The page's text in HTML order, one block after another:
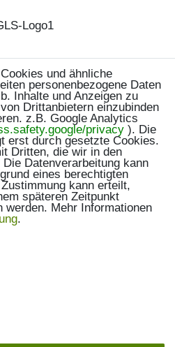
und ähnliche
personenbezogene Daten
Inhalte und Anzeigen zu
Drittanbietern einzubinden
z.B. Google Analytics
privacy ). Die
erst durch gesetzte Cookies.
Dritten, die wir in den
Datenverarbeitung kann
eines berechtigten
kann erteilt,
späteren Zeitpunkt
werden. Mehr Informationen
.